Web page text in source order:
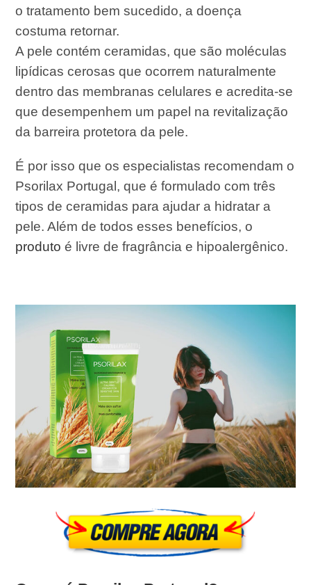
o tratamento bem sucedido, a doença
costuma retornar.
A pele contém ceramidas, que são moléculas
lipídicas cerosas que ocorrem naturalmente
dentro das membranas celulares e acredita-se
que desempenhem um papel na revitalização
da barreira protetora da pele.
É por isso que os especialistas recomendam o
Psorilax Portugal, que é formulado com três
tipos de ceramidas para ajudar a hidratar a
pele. Além de todos esses benefícios, o
produto é livre de fragrância e hipoalergênico.